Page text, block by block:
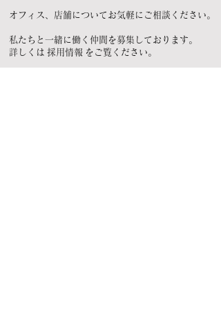
オフィス、店舗についてお気軽にご相談ください。
私たちと一緒に働く仲間を募集しております。
詳しくは 採用情報 をご覧ください。